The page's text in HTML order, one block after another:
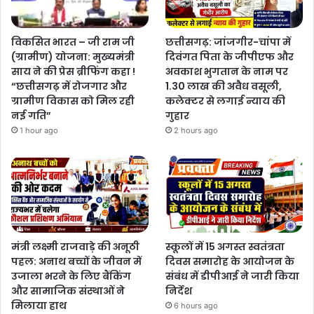
विकसित भारत – जी राम जी
(ग्रामीण) योजना: मुख्यमंत्री
साय ने की प्रेस ब्रीफिंग कहा !
“छत्तीसगढ़ में रोजगार और
ग्रामीण विकास को मिल रही
नई गति”
1 hour ago
छत्तीसगढ़: जांजगीर-चांपा में
दिवंगत पिता के जीपीएफ और
अवकाश भुगतान के नाम पर
1.30 लाख की अवैध वसूली,
कलेक्टर से लगाई न्याय की
गुहार
2 hours ago
मंत्री लक्ष्मी राजवाड़े की अनूठी
पहल: अनाथ बच्चों के जीवन में
उजाला भरने के लिए बैंकिंग
और सामाजिक संस्थाओं ने
मिलाया हाथ
स्कूलों में 15 अगस्त स्वतंत्रता
दिवस समारोह के आयोजन के
संबंध में डीपीआई ने जारी किया
निर्देश
6 hours ago